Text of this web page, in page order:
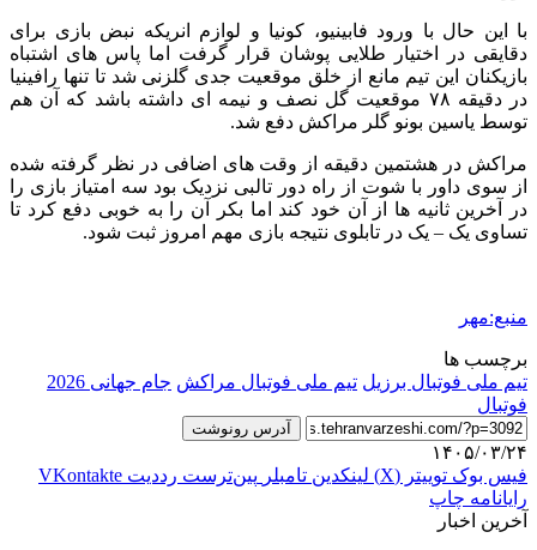
با این حال با ورود فابینیو، کونیا و لوازم انریکه نبض بازی برای
دقایقی در اختیار طلایی پوشان قرار گرفت اما پاس های اشتباه
بازیکنان این تیم مانع از خلق موقعیت جدی گلزنی شد تا تنها رافینیا
در دقیقه ۷۸ موقعیت گل نصف و نیمه ای داشته باشد که آن هم
توسط یاسین بونو گلر مراکش دفع شد.
مراکش در هشتمین دقیقه از وقت های اضافی در نظر گرفته شده
از سوی داور با شوت از راه دور تالبی نزدیک بود سه امتیاز بازی را
در آخرین ثانیه ها از آن خود کند اما بکر آن را به خوبی دفع کرد تا
تساوی یک – یک در تابلوی نتیجه بازی مهم امروز ثبت شود.
منبع:مهر
برچسب ها
تیم ملی فوتبال برزیل تیم ملی فوتبال مراکش جام جهانی 2026
فوتبال
آدرس رونوشت
۱۴۰۵/۰۳/۲۴
فیس بوک توییتر (X) لینکدین ‫تامبلر ‫پین‌ترست ‫رددیت ‫VKontakte
رایانامه چاپ
آخرین اخبار